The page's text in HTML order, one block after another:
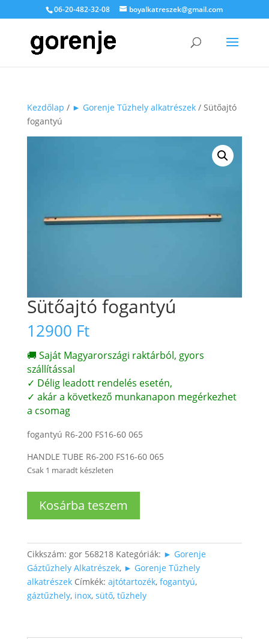
06-20-482-32-08 boyalkatreszek@gmail.com
Kezdőlap / ► Gorenje Tűzhely alkatrészek/ Sütőajtó
fogantyú
Sütőajtó fogantyú
12900 Ft
🚚 Saját Magyarországi raktárból, gyors
szállítással
✓ Délig leadott rendelés esetén,
✓ akár a következő munkanapon megérkezhet
a csomag
fogantyú R6-200 FS16-60 065
HANDLE TUBE R6-200 FS16-60 065
Csak 1 maradt készleten
fogantyú
Kosárba teszem
Cikkszám: gor 568218 Kategóriák: ► Gorenje
Gáztűzhely Alkatrészek, ► Gorenje Tűzhely
alkatrészek Címkék: ajtótartozék, fogantyú,
gáztűzhely, inox, sütő, tűzhely